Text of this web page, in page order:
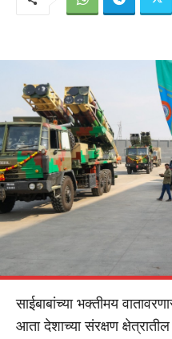
साईबाबांच्या भक्तीमय
आता देशाच्या संरक्षण